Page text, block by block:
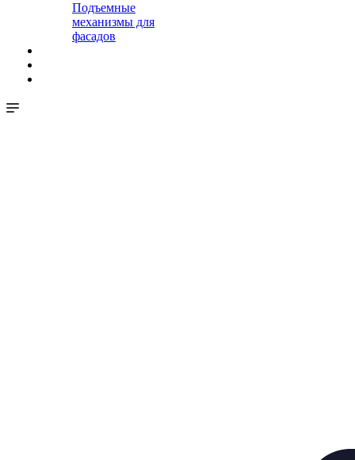
Подъемные
механизмы для
фасадов